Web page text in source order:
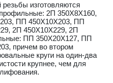
изготовляются
2П 350X8X160,
ПП 450X10X203, ПП
2П 450X10X229, 2П
ПП 350X20X127, ПП
причем во втором
круги на один-два
крупнее, чем для